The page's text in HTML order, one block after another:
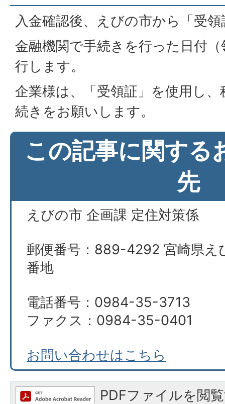
入金確認後、えびの市から「受
金融機関で手続きを行った日付
行します。
企業様は、「受領証」を使用し
続きをお願いします。
この記事に関する
先
えびの市 企画課 定住対策係
郵便番号：889-4292 宮崎県え
番地
電話番号：0984-35-3713
ファクス：0984-35-0401
お問い合わせはこちら
PDFファイルを閲